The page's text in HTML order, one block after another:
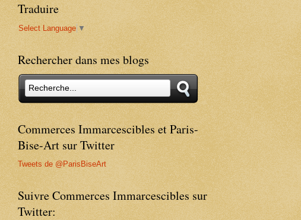
Traduire
Select Language ▼
Rechercher dans mes blogs
Commerces Immarcescibles et Paris-
Bise-Art sur Twitter
Tweets de @ParisBiseArt
Suivre Commerces Immarcescibles sur
Twitter: